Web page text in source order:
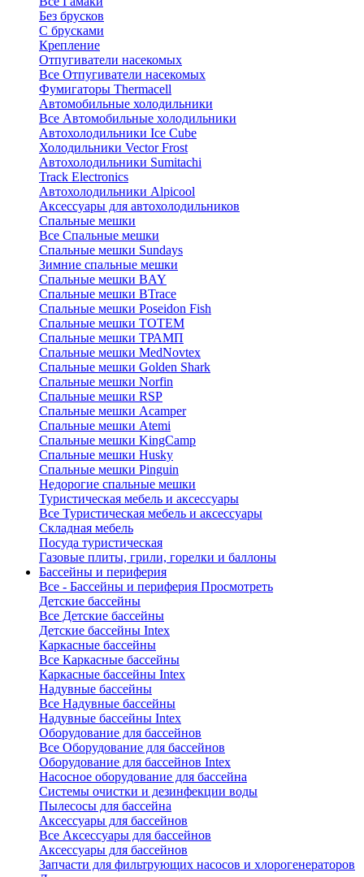
Без брусков
С брусками
Крепление
Отпугиватели насекомых
Все Отпугиватели насекомых
Фумигаторы Thermacell
Автомобильные холодильники
Все Автомобильные холодильники
Автохолодильники Ice Cube
Холодильники Vector Frost
Автохолодильники Sumitachi
Track Electronics
Автохолодильники Alpicool
Аксессуары для автохолодильников
Спальные мешки
Все Спальные мешки
Спальные мешки Sundays
Зимние спальные мешки
Спальные мешки BAY
Спальные мешки BTrace
Спальные мешки Poseidon Fish
Спальные мешки ТОТЕМ
Спальные мешки ТРАМП
Cпальные мешки MedNovtex
Спальные мешки Golden Shark
Спальные мешки Norfin
Спальные мешки RSP
Спальные мешки Acamper
Спальные мешки Atemi
Спальные мешки KingCamp
Спальные мешки Husky
Спальные мешки Pinguin
Недорогие спальные мешки
Туристическая мебель и аксессуары
Все Туристическая мебель и аксессуары
Складная мебель
Посуда туристическая
Газовые плиты, грили, горелки и баллоны
Бассейны и периферия
Все - Бассейны и периферия Просмотреть
Детские бассейны
Все Детские бассейны
Детские бассейны Intex
Каркасные бассейны
Все Каркасные бассейны
Каркасные бассейны Intex
Надувные бассейны
Все Надувные бассейны
Надувные бассейны Intex
Оборудование для бассейнов
Все Оборудование для бассейнов
Оборудование для бассейнов Intex
Насосное оборудование для бассейна
Системы очистки и дезинфекции воды
Пылесосы для бассейна
Аксессуары для бассейнов
Все Аксессуары для бассейнов
Аксессуары для бассейнов
Запчасти для фильтрующих насосов и хлорогенераторов